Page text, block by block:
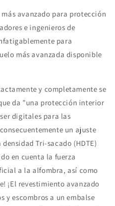
avanzado para protección
e ingenieros de
para
más avanzada disponible
y completamente se
da "una protección interior
digitales para las
un ajuste
Tri-sacado (HDTE)
en cuenta la fuerza
a la alfombra, así como
¡El revestimiento avanzado
y escombros a un embalse